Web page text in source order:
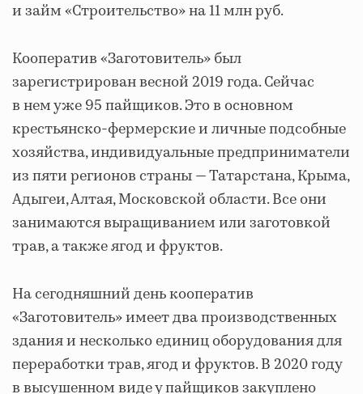
и займ «Строительство» на 11 млн руб.
Кооператив «Заготовитель» был
зарегистрирован весной 2019 года. Сейчас
в нем уже 95 пайщиков. Это в основном
крестьянско-фермерские и личные подсобные
хозяйства, индивидуальные предприниматели
из пяти регионов страны — Татарстана, Крыма,
Адыгеи, Алтая, Московской области. Все они
занимаются выращиванием или заготовкой
трав, а также ягод и фруктов.
На сегодняшний день кооператив
«Заготовитель» имеет два производственных
здания и несколько единиц оборудования для
переработки трав, ягод и фруктов. В 2020 году
в высушенном виде у пайщиков закуплено